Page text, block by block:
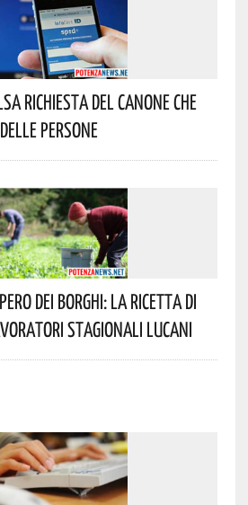
Richiesta Del Canone Che
Persone
Dei Borghi: La Ricetta Di
Stagionali Lucani